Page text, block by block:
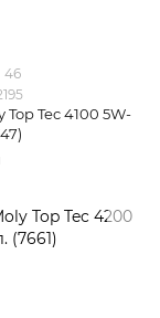
46
Top Tec 4100 5W-